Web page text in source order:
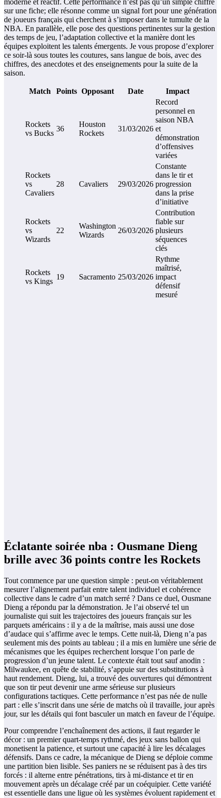
moderne et réactif. Cette performance n’est pas qu’un simple chiffre
sur une fiche; elle résonne comme un signal fort pour une génération
de joueurs français qui cherchent à s’imposer dans le tumulte de la
NBA. En parallèle, elle pose des questions pertinentes sur la gestion
des temps de jeu, l’adaptation collective et la manière dont les
équipes exploitent les talents émergents. Je vous propose d’explorer
ce soir-là sous toutes les coutures, sans langue de bois, avec des
chiffres, des anecdotes et des enseignements pour la suite de la
saison.
Match Points Opposant Date Impact
Rockets
vs Bucks
36
Houston
Rockets
31/03/2026
Record
personnel en
saison NBA
et
démonstration
d’offensives
variées
Rockets
vs
Cavaliers
28 Cavaliers 29/03/2026
Constante
dans le tir et
progression
dans la prise
d’initiative
Rockets
vs
Wizards
22
Washington
Wizards
26/03/2026
Contribution
fiable sur
plusieurs
séquences
clés
Rockets
vs Kings
19 Sacramento 25/03/2026
Rythme
maîtrisé,
impact
défensif
mesuré
Éclatante soirée nba : Ousmane Dieng
brille avec 36 points contre les Rockets
Tout commence par une question simple : peut-on véritablement
mesurer l’alignement parfait entre talent individuel et cohérence
collective dans le cadre d’un match serré ? Dans ce duel, Ousmane
Dieng a répondu par la démonstration. Je l’ai observé tel un
journaliste qui suit les trajectoires des joueurs français sur les
parquets américains : il y a de la maîtrise, mais aussi une dose
d’audace qui s’affirme avec le temps. Cette nuit-là, Dieng n’a pas
seulement mis des points au tableau ; il a mis en lumière une série de
mécanismes que les équipes recherchent lorsque l’on parle de
progression d’un jeune talent. Le contexte était tout sauf anodin :
Milwaukee, en quête de stabilité, s’appuie sur des substitutions à
haut rendement. Dieng, lui, a trouvé des ouvertures qui démontrent
que son tir peut devenir une arme sérieuse sur plusieurs
configurations tactiques. Cette performance n’est pas née de nulle
part : elle s’inscrit dans une série de matchs où il travaille, jour après
jour, sur les détails qui font basculer un match en faveur de l’équipe.
Pour comprendre l’enchaînement des actions, il faut regarder le
décor : un premier quart-temps rythmé, des jeux sans ballon qui
monetisent la patience, et surtout une capacité à lire les décalages
défensifs. Dans ce cadre, la mécanique de Dieng se déploie comme
une partition bien lisible. Ses paniers ne se réduisent pas à des tirs
forcés : il alterne entre pénétrations, tirs à mi-distance et tir en
mouvement après un décalage créé par un coéquipier. Cette variété
est essentielle dans une ligue où les systèmes évoluent rapidement et